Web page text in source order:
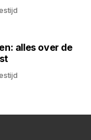
alles over de